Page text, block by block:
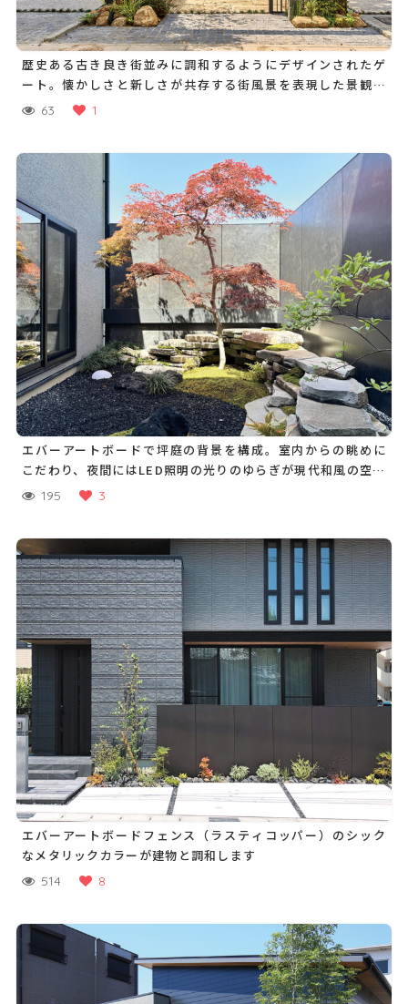
歴史ある古き良き街並みに調和するようにデザインされたゲ
ート。懐かしさと新しさが共存する街風景を表現した景観づ
くりに
63 1
エバーアートボードで坪庭の背景を構成。室内からの眺めに
こだわり、夜間にはLED照明の光りのゆらぎが現代和風の空間
を演出します
195 3
エバーアートボードフェンス（ラスティコッパー）のシック
なメタリックカラーが建物と調和します
514 8